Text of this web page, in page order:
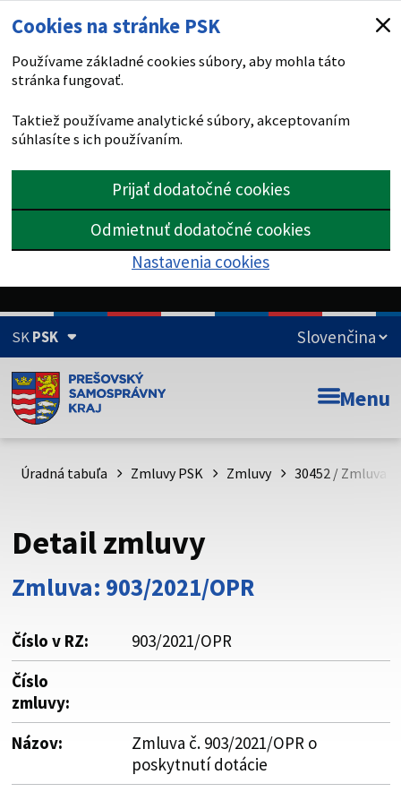
Cookies na stránke PSK
Používame základné cookies súbory, aby mohla táto
stránka fungovať.
Taktiež používame analytické súbory, akceptovaním
súhlasíte s ich používaním.
Prijať dodatočné cookies
Odmietnuť dodatočné cookies
Nastavenia cookies
SKPSK
Doména psk.sk je oficiálna
Toto je oficiálna webová stránka Prešovského
psk.sk.
Buďte pozorní a vždy sa uistite, že zdieľate informácie iba
cez zabezpečenú webovú stránku. Zabezpečená stránka
vždy začína https:// pred názvom domény webového sídla.
Menu
Úradná tabuľa Zmluvy PSK Zmluvy 30452 / Zmluva
Detail zmluvy
Zmluva: 903/2021/OPR
Číslo v RZ:
903/2021/OPR
Číslo
zmluvy:
Názov:
Zmluva č. 903/2021/OPR o
poskytnutí dotácie